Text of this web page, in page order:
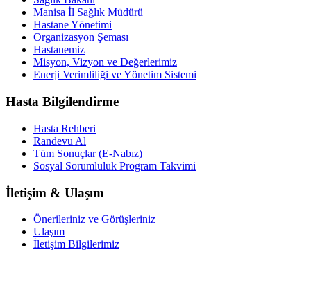
Manisa İl Sağlık Müdürü
Hastane Yönetimi
Organizasyon Şeması
Hastanemiz
Misyon, Vizyon ve Değerlerimiz
Enerji Verimliliği ve Yönetim Sistemi
Hasta Bilgilendirme
Hasta Rehberi
Randevu Al
Tüm Sonuçlar (E-Nabız)
Sosyal Sorumluluk Program Takvimi
İletişim & Ulaşım
Önerileriniz ve Görüşleriniz
Ulaşım
İletişim Bilgilerimiz